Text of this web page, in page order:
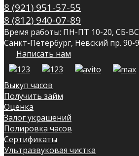
8 (921) 951-57-55
8 (812) 940-07-89
Время работы: ПН-ПТ 10-20, СБ-
Санкт-Петербург, Невский пр. 90-
Написать нам
Выкуп часов
Получить займ
Оценка
Залог украшений
Полировка часов
Сертификаты
Ультразвуковая чистка